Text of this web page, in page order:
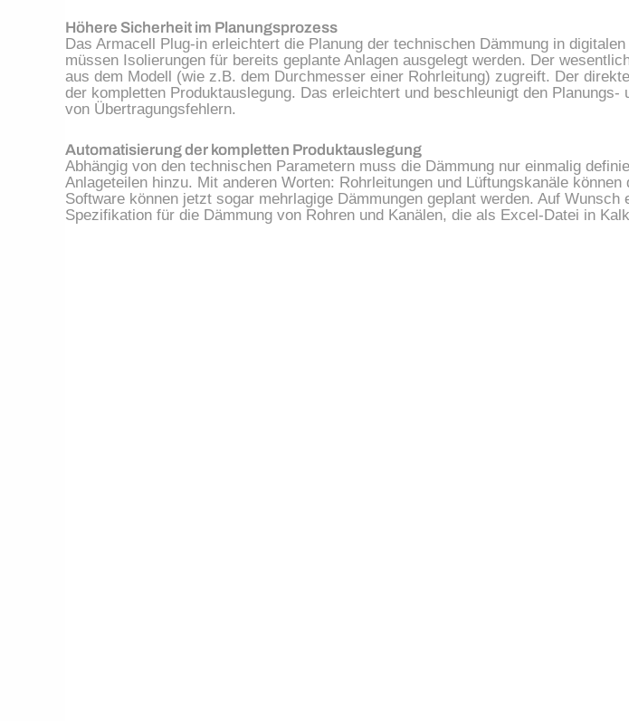
Höhere Sicherheit im Planungsprozess
Das Armacell Plug-in erleichtert die Planung der technischen Dämmung in
müssen Isolierungen für bereits geplante Anlagen ausgelegt werden. Der
aus dem Modell (wie z.B. dem Durchmesser einer Rohrleitung) zugreift. Der
der kompletten Produktauslegung. Das erleichtert und beschleunigt den
von Übertragungsfehlern.
Automatisierung der kompletten Produktauslegung
Abhängig von den technischen Parametern muss die Dämmung nur einmalig
Anlageteilen hinzu. Mit anderen Worten: Rohrleitungen und Lüftungskanäle
Software können jetzt sogar mehrlagige Dämmungen geplant werden. Auf
Spezifikation für die Dämmung von Rohren und Kanälen, die als Excel-Datei in